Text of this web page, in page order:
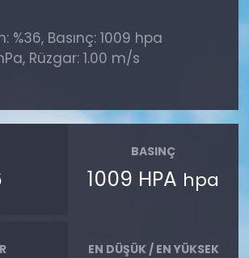
%36, Basınç: 1009 hpa
Rüzgar: 1.00 m/s
BASINÇ
1009 HPA hpa
EN DÜŞÜK / EN YÜKSEK